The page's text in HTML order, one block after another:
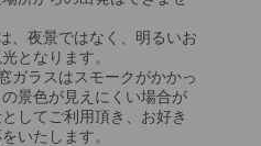
、夜景ではなく、明るいお
となります。
ガラスはスモークがかかっ
景色が見えにくい場合が
してご利用頂き、お好き
いたします。